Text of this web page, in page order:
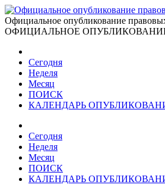
Официальное опубликование
ОФИЦИАЛЬНОЕ
Сегодня
Неделя
Месяц
ПОИСК
КАЛЕНДАРЬ
Сегодня
Неделя
Месяц
ПОИСК
КАЛЕНДАРЬ